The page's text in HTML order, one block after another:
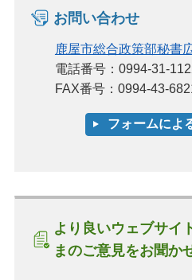
お問い合わせ
鹿屋市総合政策部秘書
電話番号：0994-31-
FAX番号：0994-43-
より良いウェブサイ
まのご意見をお聞か